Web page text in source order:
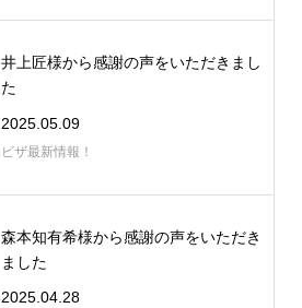
井上匠様から感謝の声をいただきまし
た
2025.05.09
ビザ最新情報！
森本知有希様から感謝の声をいただき
ました
2025.04.28